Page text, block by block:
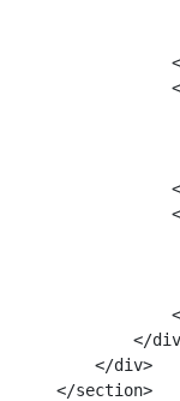
</
        </div>
    </section>